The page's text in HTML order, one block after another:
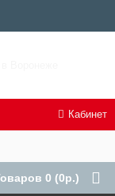
0 (0р.)
Кабинет